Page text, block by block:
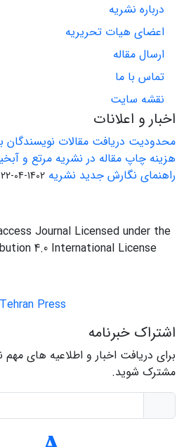
درباره نشریه
اعضای هیات تحریریه
ارسال مقاله
تماس با ما
نقشه سایت
اخبار و اعلانات
محدودیت دریافت مقالات نویسندگان
هزینه چاپ مقاله در نشریه مرتع و
راهنمای نگارش جدید نشریه 1402-04-22
Journal Licensed under the
4.0 International License
Press
اشتراک خبرنامه
برای دریافت اخبار و اطلاعیه های مهم
مشترک شوید.